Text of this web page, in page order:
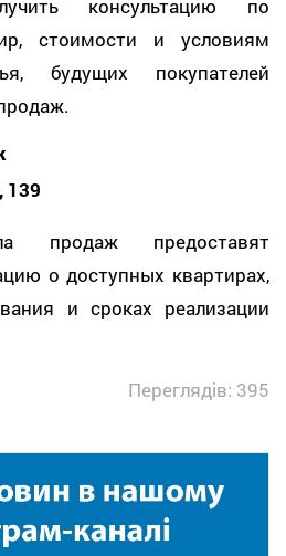
консультацию по
стоимости и условиям
будущих покупателей
139
продаж предоставят
о доступных квартирах,
и сроках реализации
Переглядів: 395